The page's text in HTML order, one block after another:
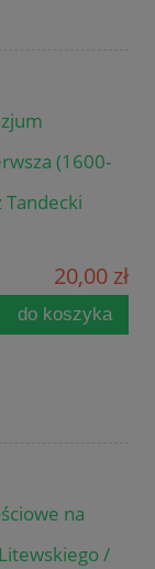
(1600-
20,00 zł
do koszyka
na
/